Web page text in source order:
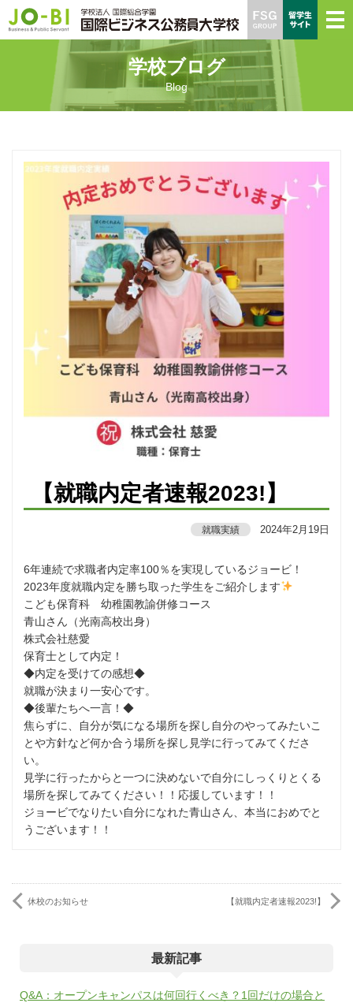
学校ブログ
Blog
【就職内定者速報2023!】
就職実績 2024年2月19日
6年連続で求職者内定率100％を実現しているジョービ！
2023年度就職内定を勝ち取った学生をご紹介します
こども保育科 幼稚園教諭併修コース
青山さん（光南高校出身）
株式会社慈愛
保育士として内定！
◆内定を受けての感想◆
就職が決まり一安心です。
◆後輩たちへ一言！◆
焦らずに、自分が気になる場所を探し自分のやってみたいこ
とや方針など何か合う場所を探し見学に行ってみてくださ
い。
見学に行ったからと一つに決めないで自分にしっくりとくる
場所を探してみてください！！応援しています！！
ジョービでなりたい自分になれた青山さん、本当におめでと
うございます！！
休校のお知らせ 【就職内定者速報2023!】
最新記事
Q&A：オープンキャンパスは何回行くべき？1回だけの場合と